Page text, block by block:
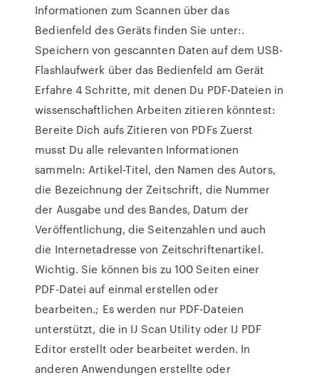
Informationen zum Scannen über das
Bedienfeld des Geräts finden Sie unter:.
Speichern von gescannten Daten auf dem USB-
Flashlaufwerk über das Bedienfeld am Gerät
Erfahre 4 Schritte, mit denen Du PDF-Dateien in
wissenschaftlichen Arbeiten zitieren könntest:
Bereite Dich aufs Zitieren von PDFs Zuerst
musst Du alle relevanten Informationen
sammeln: Artikel-Titel, den Namen des Autors,
die Bezeichnung der Zeitschrift, die Nummer
der Ausgabe und des Bandes, Datum der
Veröffentlichung, die Seitenzahlen und auch
die Internetadresse von Zeitschriftenartikel.
Wichtig. Sie können bis zu 100 Seiten einer
PDF-Datei auf einmal erstellen oder
bearbeiten.; Es werden nur PDF-Dateien
unterstützt, die in IJ Scan Utility oder IJ PDF
Editor erstellt oder bearbeitet werden. In
anderen Anwendungen erstellte oder